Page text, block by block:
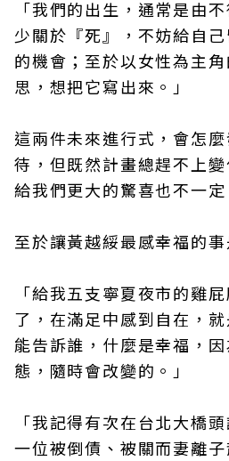
「我們的出生，通常是由
少關於『死』，不妨給自
的機會；至於以女性為主
思，想把它寫出來。」
這兩件未來進行式，會怎
待，但既然計畫總趕不上
給我們更大的驚喜也不一定
至於讓黃越綏最感幸福的事
「給我五支寧夏夜市的雞
了，在滿足中感到自在，
能告訴誰，什麼是幸福，
態，隨時會改變的。」
「我記得有次在台北大橋
一位被倒債、被關而妻離